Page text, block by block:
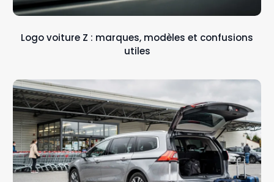
Logo voiture Z : marques, modèles et confusions
utiles